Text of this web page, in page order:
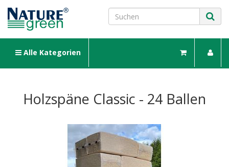
Alle Kategorien
Holzspäne Classic - 24 Ballen